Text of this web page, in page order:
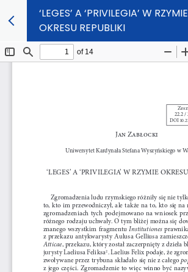
‘LEGES’ A ‘PRIVILEGIA’ W RZYMIE
OKRESU REPUBLIKI